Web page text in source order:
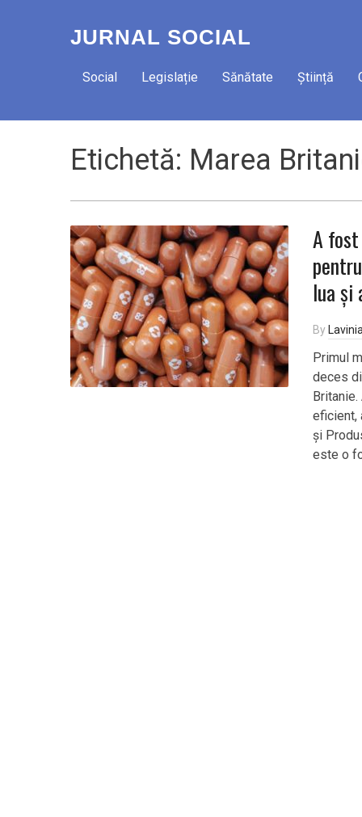
JURNAL SOCIAL
Social Legislație Sănătate Știință
Etichetă: Marea
A
lua și
By
Primul
deces
eficient,
și
este o